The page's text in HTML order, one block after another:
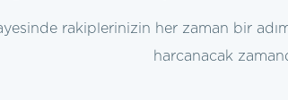
rakiplerinizin her zaman bir
harcanacak